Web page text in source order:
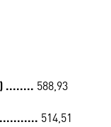
........ 588,93
514,51